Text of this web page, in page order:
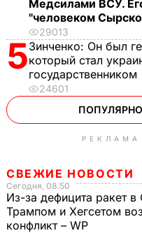
Медсилами ВСУ.
"человеком
29013
5Зинченко: Он был
который стал
государственником
24601
РЕКЛАМА
СВЕЖИЕ НОВОСТИ
Сегодня, 08.50
Из-за дефицита ракет
Трампом и Хегсетом
конфликт – WP